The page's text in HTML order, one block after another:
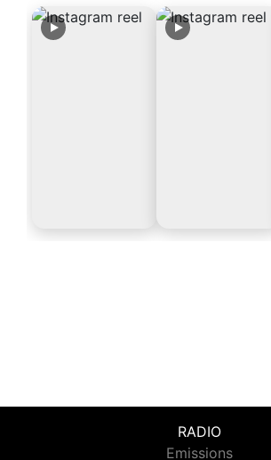
RADIO
Emissions